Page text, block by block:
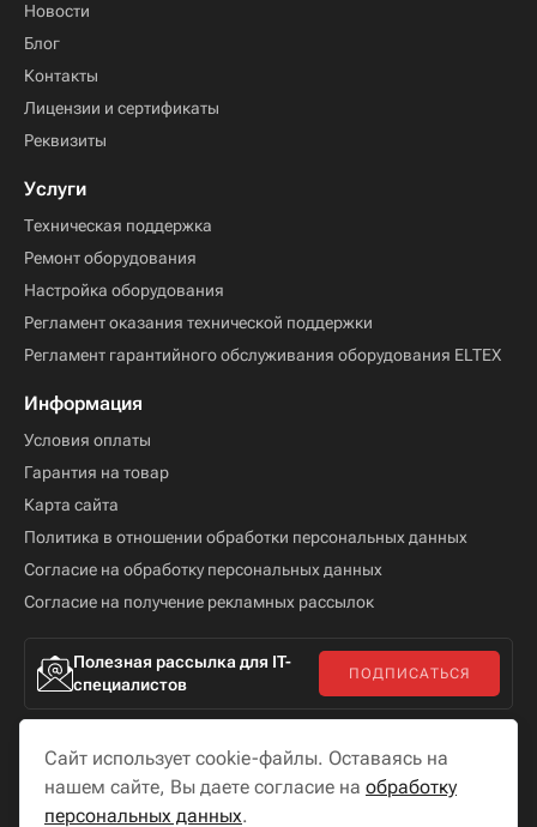
Новости
Блог
Контакты
Лицензии и сертификаты
Реквизиты
Услуги
Техническая поддержка
Ремонт оборудования
Настройка оборудования
Регламент оказания технической поддержки
Регламент гарантийного обслуживания оборудования ELTEX
Информация
Условия оплаты
Гарантия на товар
Карта сайта
Политика в отношении обработки персональных данных
Согласие на обработку персональных данных
Согласие на получение рекламных рассылок
Полезная рассылка для IT-
специалистов
ПОДПИСАТЬСЯ
Сайт использует cookie-файлы. Оставаясь на
нашем сайте, Вы даете согласие на обработку
персональных данных.